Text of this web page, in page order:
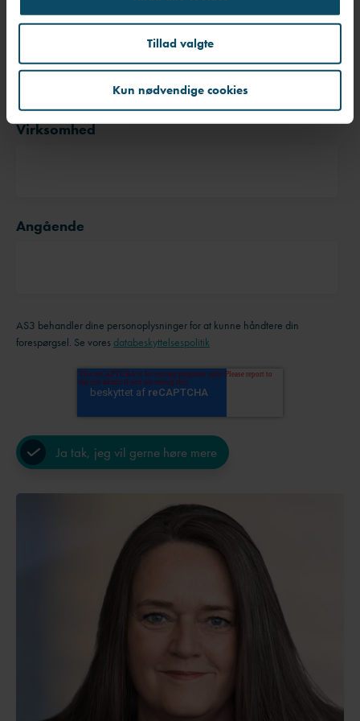
Tillad valgte
Kun nødvendige cookies
Virksomhed
Angående
AS3 behandler dine personoplysninger for at kunne håndtere din
forespørgsel. Se vores databeskyttelsespolitik